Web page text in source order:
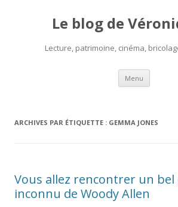
Le blog de
Lecture, patrimoine, cinéma,
Menu Aller
contenu
ARCHIVES PAR ÉTIQUETTE : GEMMA JONES
Vous allez rencontrer un
inconnu de Woody Allen